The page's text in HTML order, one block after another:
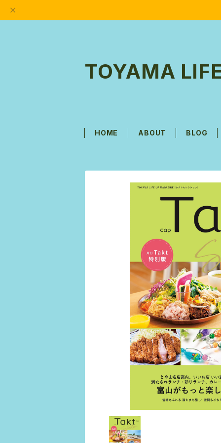
TOYAMA
HOME ABOUT BLOG